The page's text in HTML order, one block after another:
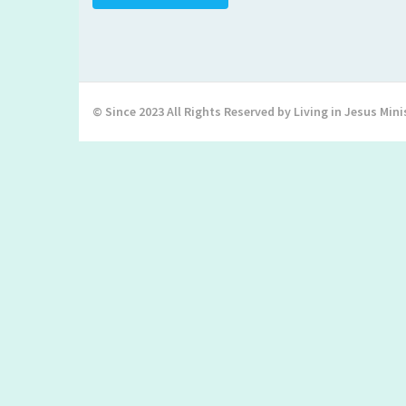
© Since 2023 All Rights Reserved by Living in Jesus